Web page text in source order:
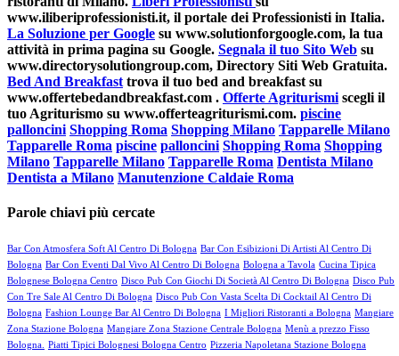
www.iliberiprofessionisti.it, il portale dei Professionisti in Italia.
La Soluzione per Google su www.solutionforgoogle.com, la tua
attività in prima pagina su Google. Segnala il tuo Sito Web su
www.directorysolutiongroup.com, Directory Siti Web Gratuita.
Bed And Breakfast trova il tuo bed and breakfast su
www.offertebedandbreakfast.com . Offerte Agriturismi scegli il
tuo Agriturismo su www.offerteagriturismi.com. piscine
palloncini Shopping Roma Shopping Milano Tapparelle Milano
Tapparelle Roma piscine palloncini Shopping Roma Shopping
Milano Tapparelle Milano Tapparelle Roma Dentista Milano
Dentista a Milano Manutenzione Caldaie Roma
Parole chiavi più cercate
Bar Con Atmosfera Soft Al Centro Di Bologna Bar Con Esibizioni Di Artisti Al Centro Di
Bologna Bar Con Eventi Dal Vivo Al Centro Di Bologna Bologna a Tavola Cucina Tipica
Bolognese Bologna Centro Disco Pub Con Giochi Di Società Al Centro Di Bologna Disco Pub
Con Tre Sale Al Centro Di Bologna Disco Pub Con Vasta Scelta Di Cocktail Al Centro Di
Bologna Fashion Lounge Bar Al Centro Di Bologna I Migliori Ristoranti a Bologna Mangiare
Zona Stazione Bologna Mangiare Zona Stazione Centrale Bologna Menù a prezzo Fisso
Bologna. Piatti Tipici Bolognesi Bologna Centro Pizzeria Napoletana Stazione Bologna